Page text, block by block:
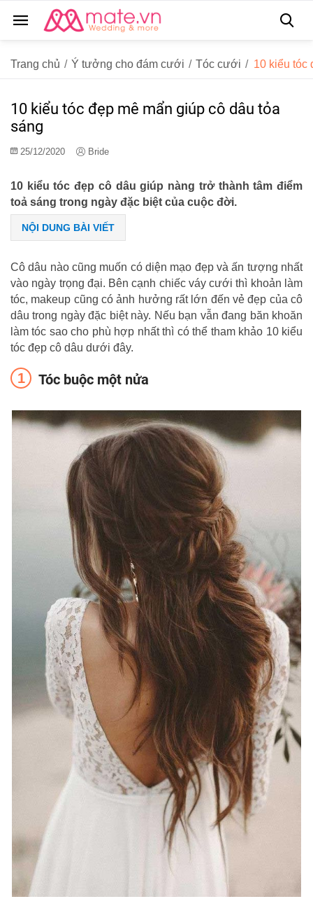
Trang chủ / Ý tưởng cho đám cưới / Tóc cưới / 10 kiểu tóc
10 kiểu tóc đẹp mê mẩn giúp cô dâu tỏa
sáng
25/12/2020 Bride
10 kiểu tóc đẹp cô dâu giúp nàng trở thành tâm điểm
toả sáng trong ngày đặc biệt của cuộc đời.
NỘI DUNG BÀI VIẾT
Cô dâu nào cũng muốn có diện mạo đẹp và ấn tượng nhất
vào ngày trọng đại. Bên cạnh chiếc váy cưới thì khoản làm
tóc, makeup cũng có ảnh hưởng rất lớn đến vẻ đẹp của cô
dâu trong ngày đặc biệt này. Nếu bạn vẫn đang băn khoăn
làm tóc sao cho phù hợp nhất thì có thể tham khảo 10 kiểu
tóc đẹp cô dâu dưới đây.
Tóc buộc một nửa